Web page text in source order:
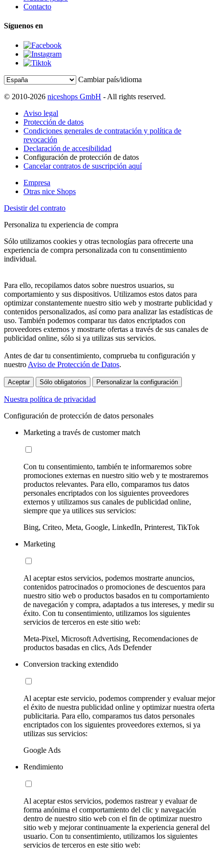
Contacto
Síguenos en
Cambiar país/idioma
© 2010-2026 niceshops GmbH - All rights reserved.
Aviso legal
Protección de datos
Condiciones generales de contratación y política de
revocación
Declaración de accesibilidad
Configuración de protección de datos
Cancelar contratos de suscripción aquí
Empresa
Otras nice Shops
Desistir del contrato
Personaliza tu experiencia de compra
Sólo utilizamos cookies y otras tecnologías para ofrecerte una
experiencia de compra personalizada con tu consentimiento
individual.
Para ello, recopilamos datos sobre nuestros usuarios, su
comportamiento y sus dispositivos. Utilizamos estos datos para
optimizar constantemente nuestro sitio web y mostrarte publicidad y
contenidos personalizados, así como para analizar las estadísticas de
uso. También podemos comparar tus datos encriptados con
proveedores externos y mostrarte ofertas a través de sus canales de
publicidad online, sólo si ya utilizas sus servicios.
Antes de dar tu consentimiento, comprueba tu configuración y
nuestro Aviso de Protección de Datos.
Aceptar Sólo obligatorios Personalizar la configuración
Nuestra política de privacidad
Configuración de protección de datos personales
Marketing a través de customer match
Con tu consentimiento, también te informaremos sobre
promociones externas en nuestro sitio web y te mostraremos
productos relevantes. Para ello, comparamos tus datos
personales encriptados con los siguientes proveedores
externos y utilizamos sus canales de publicidad online,
siempre que ya utilices sus servicios:
Bing, Criteo, Meta, Google, LinkedIn, Printerest, TikTok
Marketing
Al aceptar estos servicios, podemos mostrarte anuncios,
contenidos patrocinados o promociones de descuentos para
nuestro sitio web o productos basados en tu comportamiento
de navegación y compra, adaptados a tus intereses, y medir su
éxito. Con tu consentimiento, utilizamos los siguientes
servicios de terceros en este sitio web:
Meta-Pixel, Microsoft Advertising, Recomendaciones de
productos basadas en clics, Ads Defender
Conversion tracking extendido
Al aceptar este servicio, podemos comprender y evaluar mejor
el éxito de nuestra publicidad online y optimizar nuestra oferta
publicitaria. Para ello, comparamos tus datos personales
encriptados con los siguientes proveedores externos, si ya
utilizas sus servicios:
Google Ads
Rendimiento
Al aceptar estos servicios, podemos rastrear y evaluar de
forma anónima el comportamiento del clic y navegación
dentro de nuestro sitio web con el fin de optimizar nuestro
sitio web y mejorar continuamente la experiencia general del
usuario. Con tu consentimiento, utilizamos los siguientes
servicios de terceros en este sitio web: